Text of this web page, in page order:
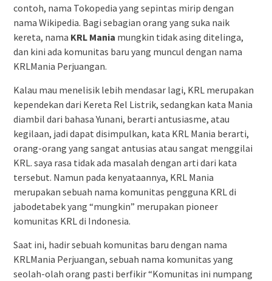
contoh, nama Tokopedia yang sepintas mirip dengan
nama Wikipedia. Bagi sebagian orang yang suka naik
kereta, nama KRL Mania mungkin tidak asing ditelinga,
dan kini ada komunitas baru yang muncul dengan nama
KRLMania Perjuangan.
Kalau mau menelisik lebih mendasar lagi, KRL merupakan
kependekan dari Kereta Rel Listrik, sedangkan kata Mania
diambil dari bahasa Yunani, berarti antusiasme, atau
kegilaan, jadi dapat disimpulkan, kata KRL Mania berarti,
orang-orang yang sangat antusias atau sangat menggilai
KRL. saya rasa tidak ada masalah dengan arti dari kata
tersebut. Namun pada kenyataannya, KRL Mania
merupakan sebuah nama komunitas pengguna KRL di
jabodetabek yang “mungkin” merupakan pioneer
komunitas KRL di Indonesia.
Saat ini, hadir sebuah komunitas baru dengan nama
KRLMania Perjuangan, sebuah nama komunitas yang
seolah-olah orang pasti berfikir “Komunitas ini numpang